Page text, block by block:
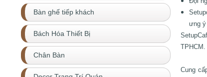
ưng ý
TPHCM.
Cung
Bàn ghế tiếp khách
Bách Hóa Thiết Bị
Chân Bàn